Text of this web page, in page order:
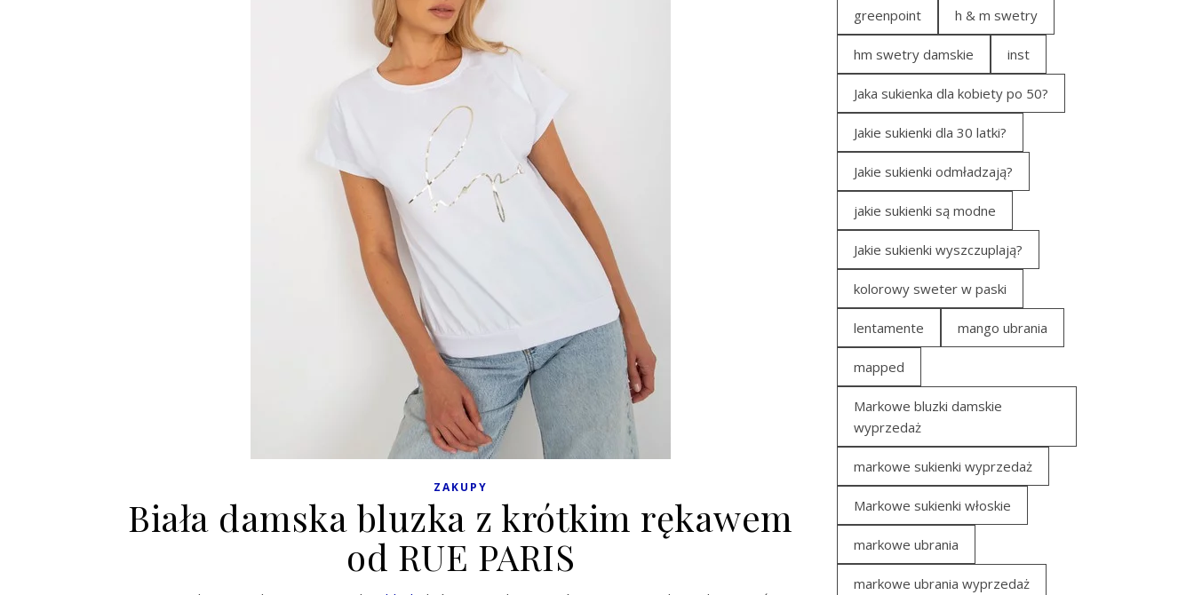
ZAKUPY
Biała damska bluzka z krótkim rękawem
od RUE PARIS
greenpoint h & m swetry
hm swetry damskie inst
Jaka sukienka dla kobiety po 50?
Jakie sukienki dla 30 latki?
Jakie sukienki odmładzają?
jakie sukienki są modne
Jakie sukienki wyszczuplają?
kolorowy sweter w paski
lentamente mango ubrania
mapped
Markowe bluzki damskie
wyprzedaż
markowe sukienki wyprzedaż
Markowe sukienki włoskie
markowe ubrania
markowe ubrania wyprzedaż